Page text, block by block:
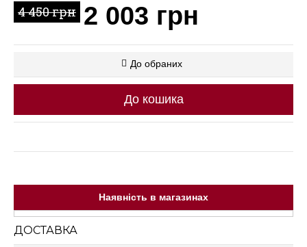
4 450 грн 2 003 грн
До обраних
До кошика
Наявність в магазинах
ДОСТАВКА